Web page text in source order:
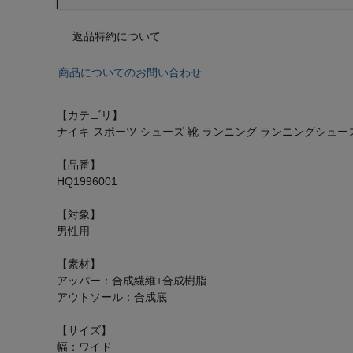
返品特約について
商品についてのお問い合わせ
【カテゴリ】
ナイキ スポーツ シューズ 靴 ランニング ランニングシュー
【品番】
HQ1996001
【対象】
男性用
【素材】
アッパー：合成繊維+合成樹脂
アウトソール：合成底
【サイズ】
幅：ワイド